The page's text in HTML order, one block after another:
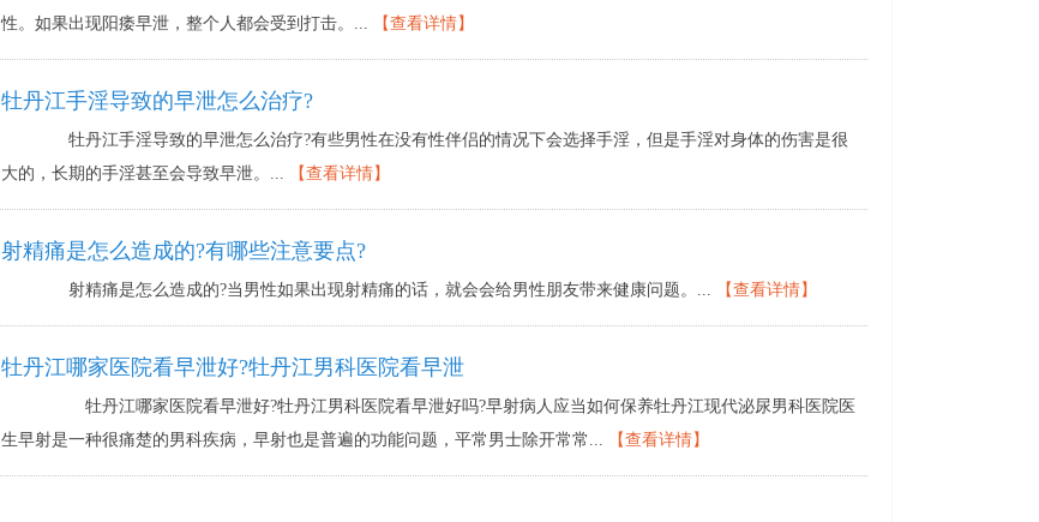
性。如果出现阳痿早泄，整个人都会受到打击。...
【查看详情】
牡丹江手淫导致的早泄怎么治疗?
牡丹江手淫导致的早泄怎么治疗?有些男性在没有性伴侣的情况下会选择手淫，但是手淫对身体的伤害是很
大的，长期的手淫甚至会导致早泄。...
【查看详情】
射精痛是怎么造成的?有哪些注意要点?
射精痛是怎么造成的?当男性如果出现射精痛的话，就会会给男性朋友带来健康问题。... 【查看详情】
牡丹江哪家医院看早泄好?牡丹江男科医院看早泄
牡丹江哪家医院看早泄好?牡丹江男科医院看早泄好吗?早射病人应当如何保养牡丹江现代泌尿男科医院医
生早射是一种很痛楚的男科疾病，早射也是普遍的功能问题，平常男士除开常常...
【查看详情】